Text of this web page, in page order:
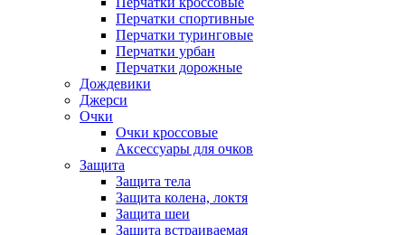
Перчатки спортивные
Перчатки туринговые
Перчатки урбан
Перчатки дорожные
Дождевики
Джерси
Очки
Очки кроссовые
Аксессуары для очков
Защита
Защита тела
Защита колена, локтя
Защита шеи
Защита встраиваемая